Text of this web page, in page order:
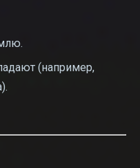
(например,